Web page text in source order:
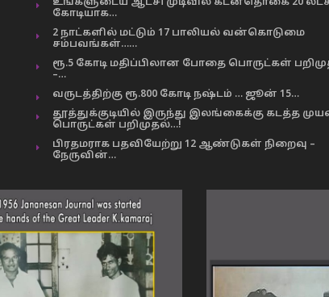
உங்களுடைய ஆட்சி முடிவில் கடன்தொகை 20
கோடியாக…
2 நாட்களில் மட்டும் 17 பாலியல் வன்கொடுமை
சம்பவங்கள்……
ரூ.5 கோடி மதிப்பிலான போதை பொருட்கள்
–…
வருடத்திற்கு ரூ.800 கோடி நஷ்டம் … ஜூன் 15…
தூத்துக்குடியில் இருந்து இலங்கைக்கு கடத்த
பொருட்கள் பறிமுதல்…!
பிரதமராக பதவியேற்று 12 ஆண்டுகள் நிறைவு –
நேருவின்…